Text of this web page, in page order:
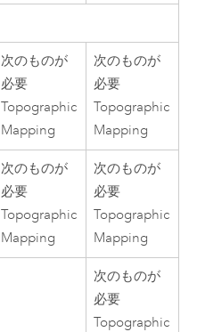
次のものが
必要
Topographic
Mapping
次のものが
必要
Topographic
Mapping
次のものが
必要
Topographic
Mapping
次のものが
必要
Topographic
Mapping
次のものが
必要
Topographic